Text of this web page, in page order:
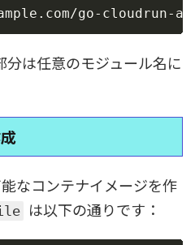
Copy
分は任意のモジュール名に
なコンテナイメージを作
は以下の通りです：